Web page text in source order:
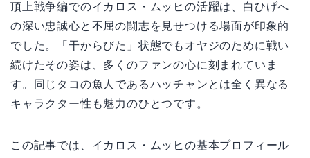
頂上戦争編でのイカロス・ムッヒの活躍は、白ひげへ
の深い忠誠心と不屈の闘志を見せつける場面が印象的
でした。「干からびた」状態でもオヤジのために戦い
続けたその姿は、多くのファンの心に刻まれていま
す。同じタコの魚人であるハッチャンとは全く異なる
キャラクター性も魅力のひとつです。
この記事では、イカロス・ムッヒの基本プロフィール